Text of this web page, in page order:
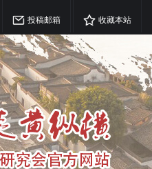
投稿邮箱 收藏本站